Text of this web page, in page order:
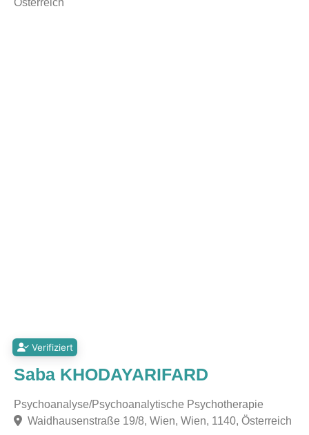
Österreich
Verifiziert
Saba KHODAYARIFARD
Psychoanalyse/Psychoanalytische Psychotherapie
Waidhausenstraße 19/8, Wien, Wien, 1140, Österreich